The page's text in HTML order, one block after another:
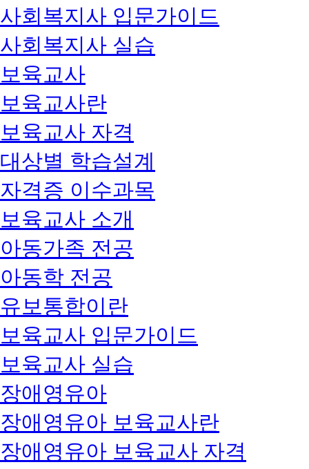
사회복지사 입문가이드
사회복지사 실습
보육교사
보육교사란
보육교사 자격
대상별 학습설계
자격증 이수과목
보육교사 소개
아동가족 전공
아동학 전공
유보통합이란
보육교사 입문가이드
보육교사 실습
장애영유아
장애영유아 보육교사란
장애영유아 보육교사 자격